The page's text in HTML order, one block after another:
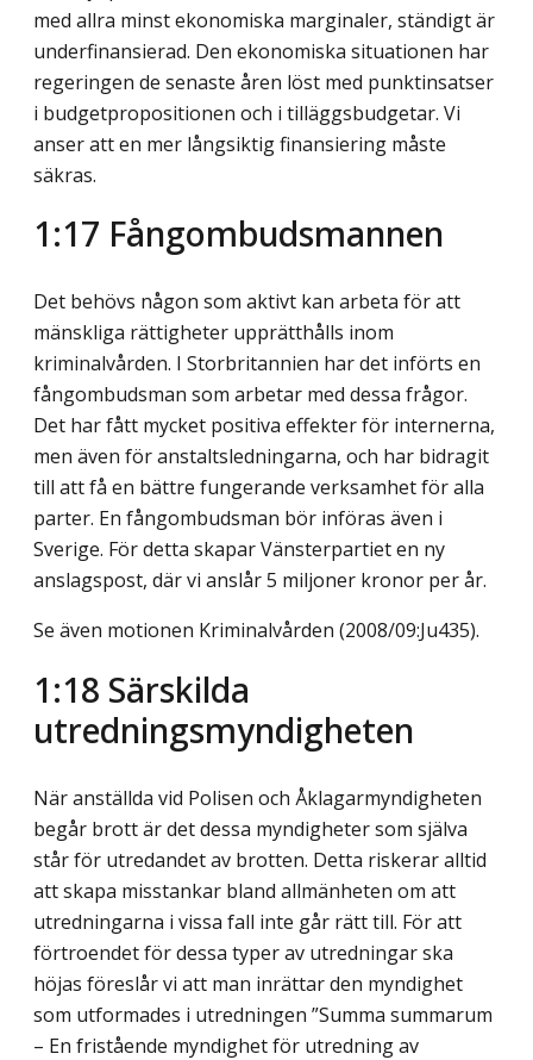
med allra minst ekonomiska marginaler, ständigt är
underfinansierad. Den ekonomiska situationen har
regeringen de senaste åren löst med punktinsatser
i budgetpropositionen och i tilläggsbudgetar. Vi
anser att en mer långsiktig finansiering måste
säkras.
1:17 Fångombudsmannen
Det behövs någon som aktivt kan arbeta för att
mänskliga rättigheter upprätthålls inom
kriminalvården. I Storbritannien har det införts en
fångombudsman som arbetar med dessa frågor.
Det har fått mycket positiva effekter för internerna,
men även för anstaltsledningarna, och har bidragit
till att få en bättre fungerande verksamhet för alla
parter. En fångombudsman bör införas även i
Sverige. För detta skapar Vänsterpartiet en ny
anslagspost, där vi anslår 5 miljoner kronor per år.
Se även motionen Kriminalvården (2008/09:Ju435).
1:18 Särskilda
utredningsmyndigheten
När anställda vid Polisen och Åklagarmyndigheten
begår brott är det dessa myndigheter som själva
står för utredandet av brotten. Detta riskerar alltid
att skapa misstankar bland allmänheten om att
utredningarna i vissa fall inte går rätt till. För att
förtroendet för dessa typer av utredningar ska
höjas föreslår vi att man inrättar den myndighet
som utformades i utredningen ”Summa summarum
– En fristående myndighet för utredning av